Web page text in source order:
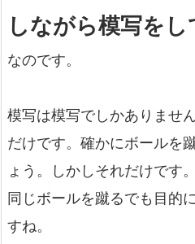
しながら模写を
なのです。
模写は模写でしかありませ
だけです。確かにボールを
ょう。しかしそれだけです。
同じボールを蹴るでも目的
すね。